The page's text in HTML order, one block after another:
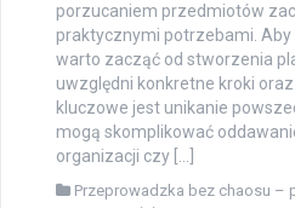
porzucaniem przedmiotów
praktycznymi potrzebami. Aby
warto zacząć od stworzenia
uwzględni konkretne kroki
kluczowe jest unikanie
mogą skomplikować
organizacji czy […]
Przeprowadzka bez chaosu –